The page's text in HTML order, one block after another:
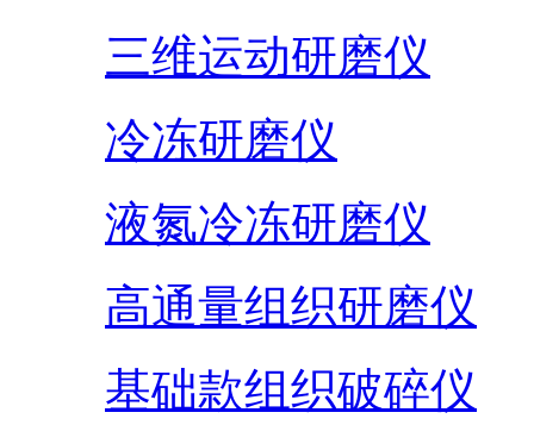
三维运动研磨仪
冷冻研磨仪
液氮冷冻研磨仪
高通量组织研磨仪
基础款组织破碎仪